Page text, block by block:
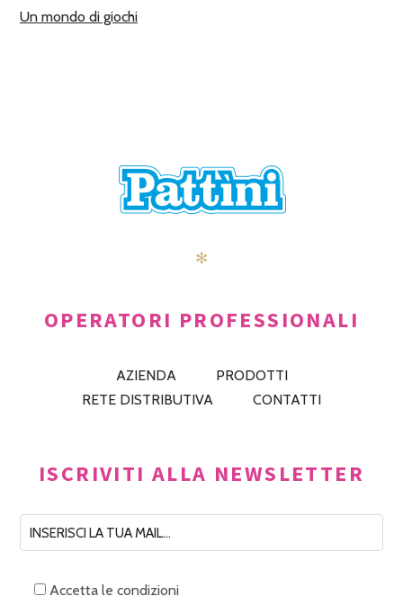
Un mondo di giochi
✻
OPERATORI PROFESSIONALI
AZIENDA
PRODOTTI
RETE DISTRIBUTIVA
CONTATTI
ISCRIVITI ALLA NEWSLETTER
Accetta le condizioni